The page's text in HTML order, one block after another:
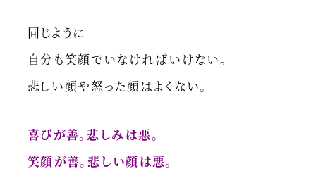
同じように
自分も笑顔でいなければいけない。
悲しい顔や怒った顔はよくない。
喜びが善。悲しみは悪。
笑顔が善。悲しい顔は悪。